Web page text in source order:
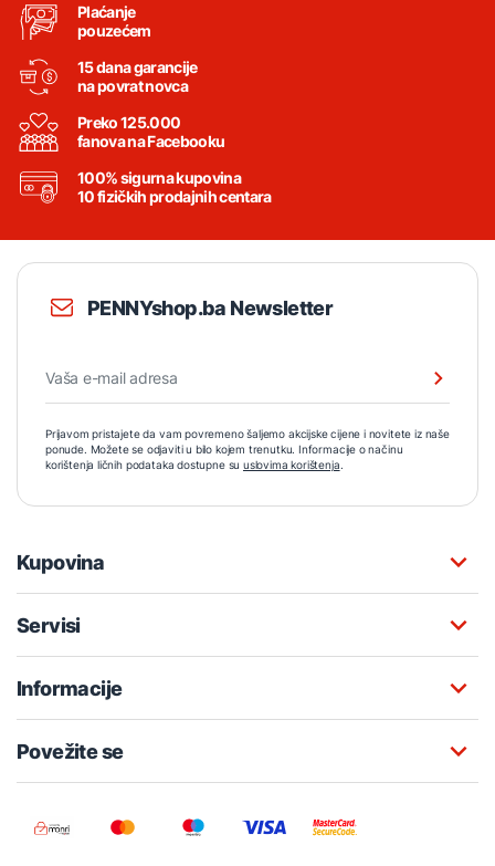
Plaćanje
pouzećem
15 dana garancije
na povrat novca
Preko 125.000
fanova na Facebooku
100% sigurna kupovina
10 fizičkih prodajnih centara
PENNYshop.ba Newsletter
Prijavom pristajete da vam povremeno šaljemo akcijske cijene i novitete iz naše
ponude. Možete se odjaviti u bilo kojem trenutku. Informacije o načinu
korištenja ličnih podataka dostupne su uslovima korištenja.
Kupovina
Servisi
Informacije
Povežite se